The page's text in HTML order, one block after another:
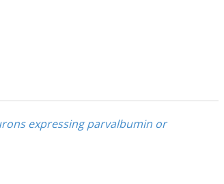
expressing parvalbumin or